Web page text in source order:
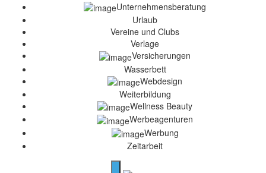
Unternehmensberatung
Urlaub
Vereine und Clubs
Verlage
Versicherungen
Wasserbett
Webdesign
Weiterbildung
Wellness Beauty
Werbeagenturen
Werbung
Zeitarbeit